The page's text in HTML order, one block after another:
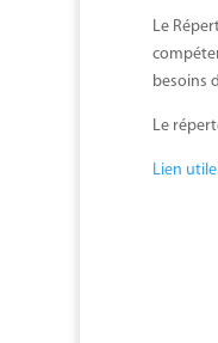
Le
besoins
Le
Lien utile